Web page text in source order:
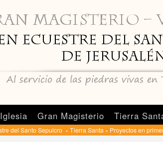
Gran Magisterio Tierra
del Santo Sepulcro » Tierra Santa » Proyectos en